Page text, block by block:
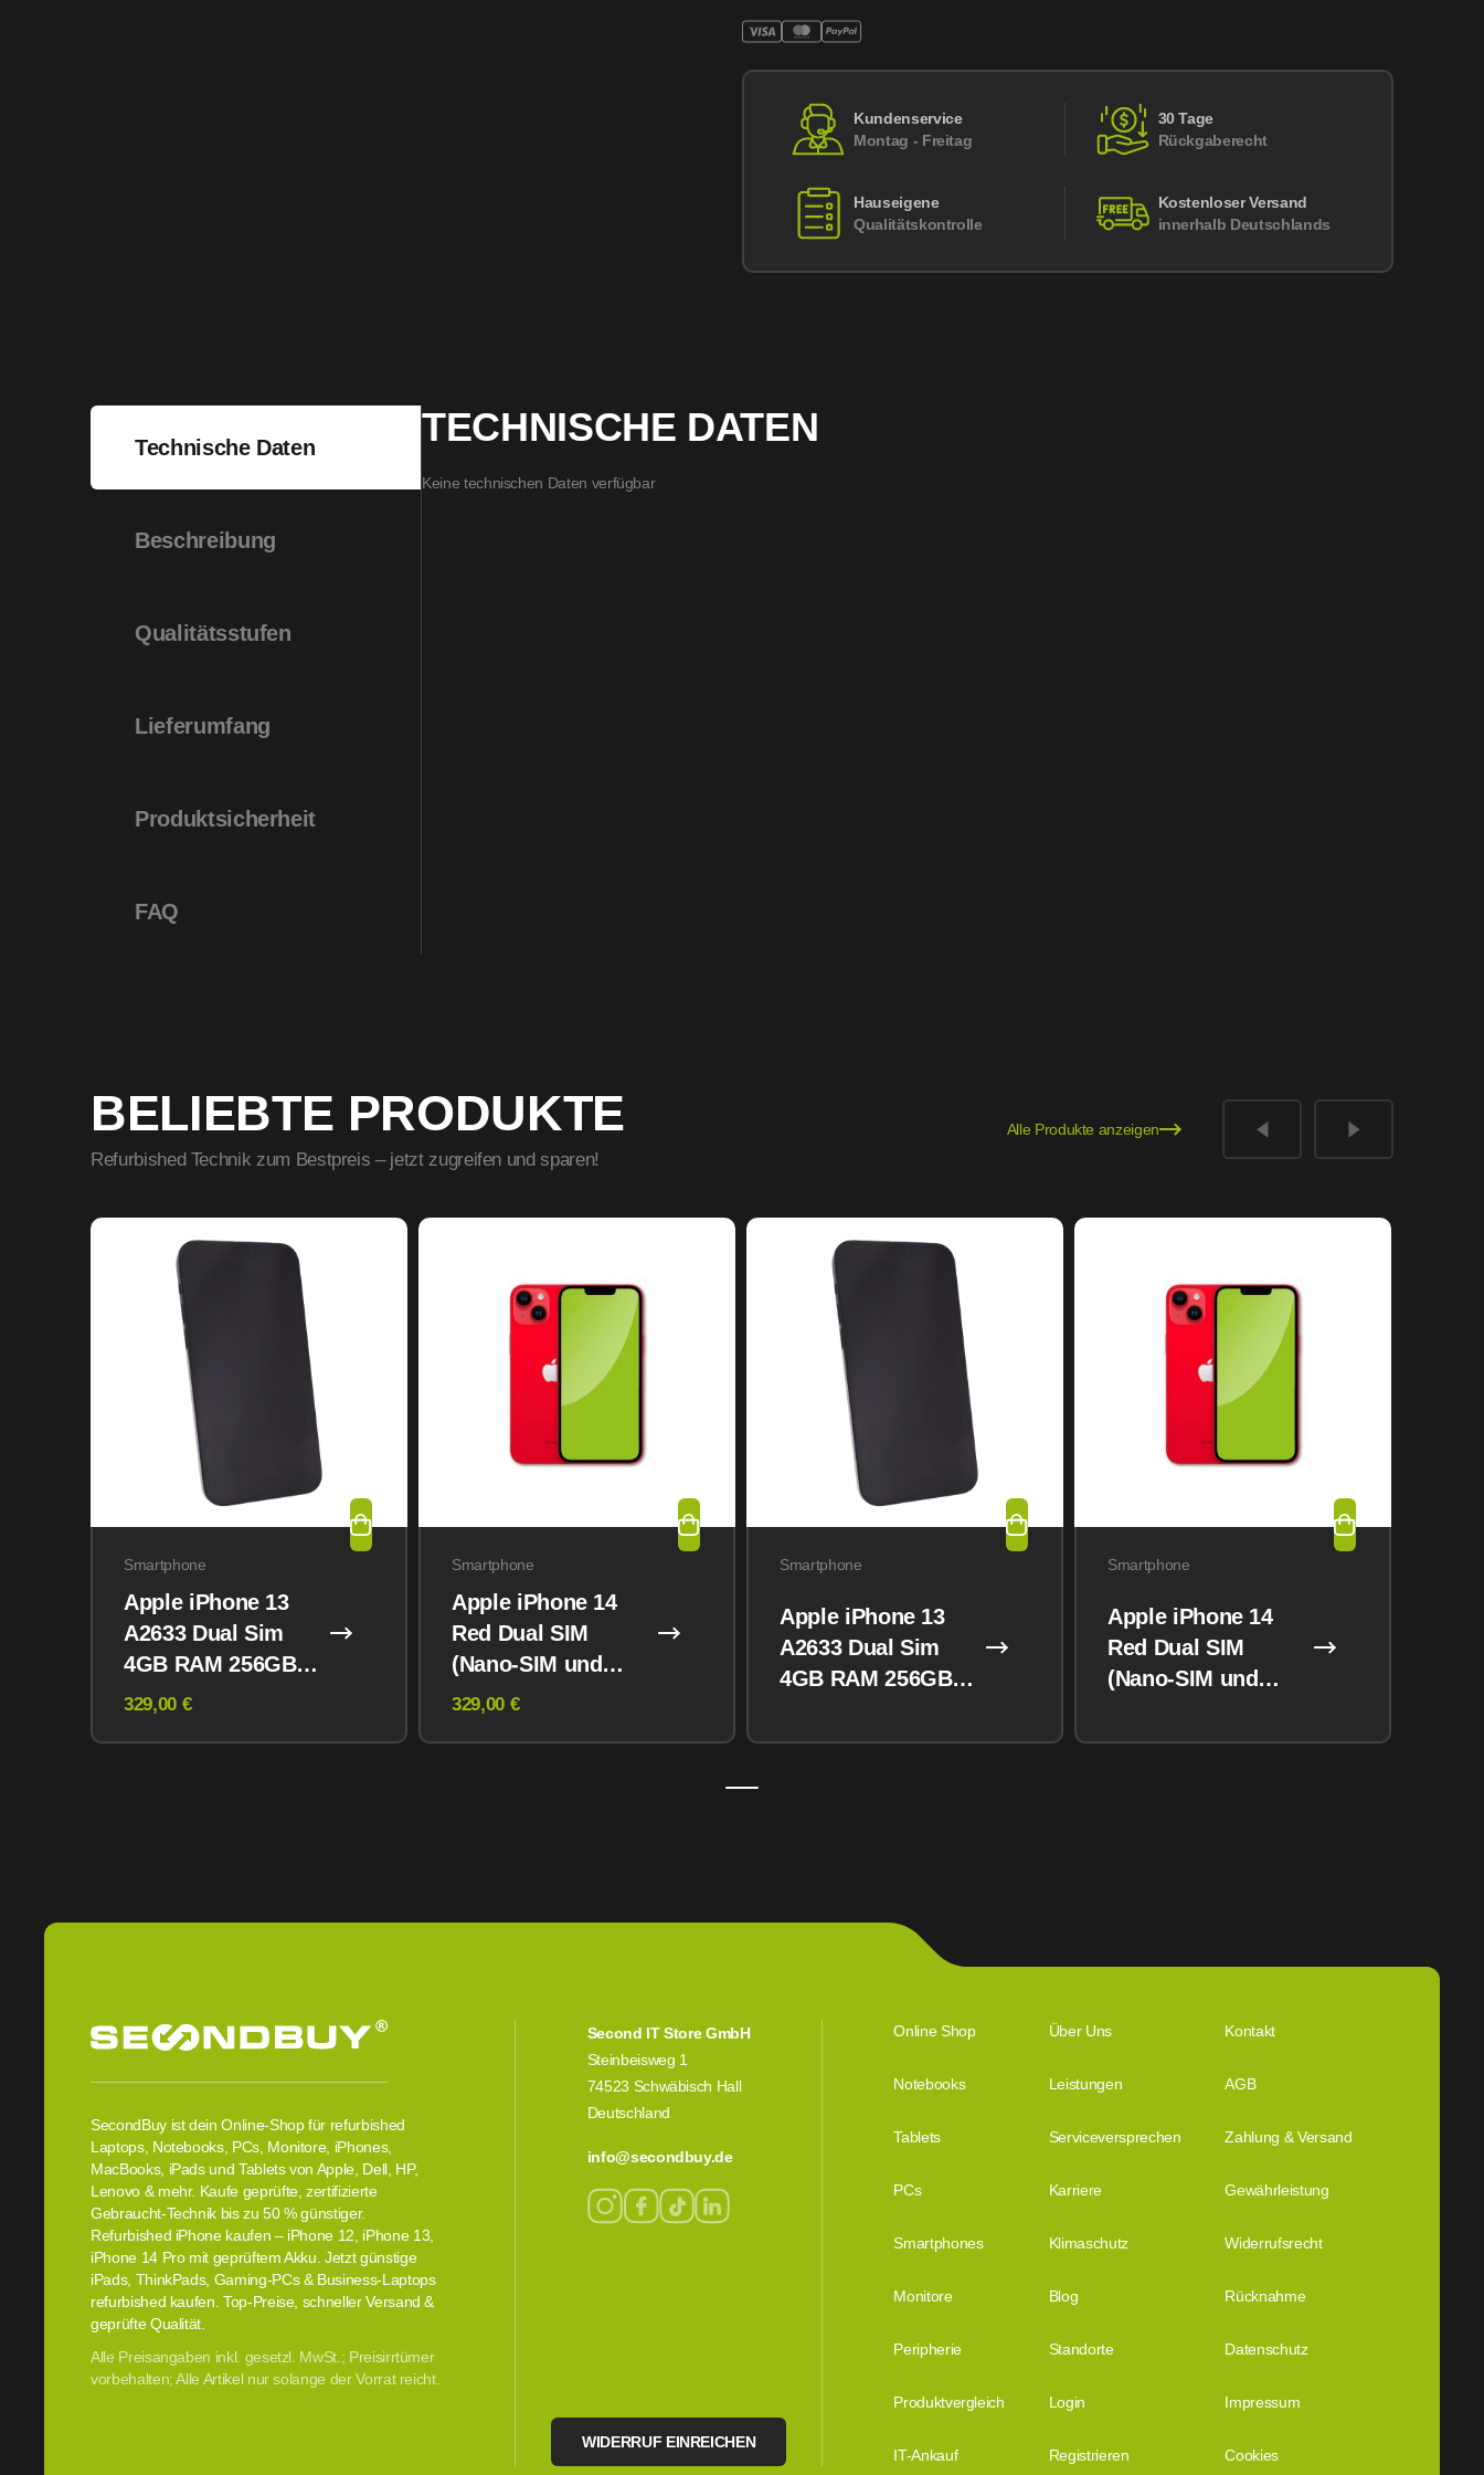
Kundenservice
Montag - Freitag
30 Tage
Rückgaberecht
Hauseigene
Qualitätskontrolle
Kostenloser Versand
innerhalb Deutschlands
Technische Daten
Beschreibung
Qualitätsstufen
Lieferumfang
Produktsicherheit
FAQ
TECHNISCHE DATEN
Keine technischen Daten verfügbar
BELIEBTE PRODUKTE
Refurbished Technik zum Bestpreis – jetzt zugreifen und sparen!
Alle Produkte anzeigen
Smartphone
Apple iPhone 13
A2633 Dual Sim
4GB RAM 256GB
Midnight
329,00 €
Smartphone
Apple iPhone 14
Red Dual SIM
(Nano-SIM und
eSIM) 128GB
329,00 €
Smartphone
Apple iPhone 13
A2633 Dual Sim
4GB RAM 256GB
Smartphone
Apple iPhone 14
Red Dual SIM
(Nano-SIM und
SecondBuy ist dein Online-Shop für refurbished
Laptops, Notebooks, PCs, Monitore, iPhones,
MacBooks, iPads und Tablets von Apple, Dell, HP,
Lenovo & mehr. Kaufe geprüfte, zertifizierte
Gebraucht-Technik bis zu 50 % günstiger.
Refurbished iPhone kaufen – iPhone 12, iPhone 13,
iPhone 14 Pro mit geprüftem Akku. Jetzt günstige
iPads, ThinkPads, Gaming-PCs & Business-Laptops
refurbished kaufen. Top-Preise, schneller Versand &
geprüfte Qualität.
Alle Preisangaben inkl. gesetzl. MwSt.; Preisirrtümer
vorbehalten; Alle Artikel nur solange der Vorrat reicht.
Second IT Store GmbH
Steinbeisweg 1
74523 Schwäbisch Hall
Deutschland
info@secondbuy.de
WIDERRUF EINREICHEN
Online Shop Über Uns Kontakt
Notebooks Leistungen AGB
Tablets Serviceversprechen Zahlung & Versand
PCs Karriere Gewährleistung
Smartphones Klimaschutz Widerrufsrecht
Monitore Blog Rücknahme
Peripherie Standorte Datenschutz
Produktvergleich Login Impressum
IT-Ankauf Registrieren Cookies